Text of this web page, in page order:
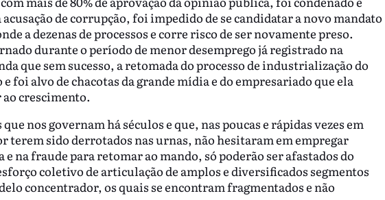
acusação de corrupção, foi impedido de se candidatar a novo mandato
a dezenas de processos e corre risco de ser novamente preso.
durante o período de menor desemprego já registrado na
que sem sucesso, a retomada do processo de industrialização do
foi alvo de chacotas da grande mídia e do empresariado que ela
crescimento.
nos governam há séculos e que, nas poucas e rápidas vezes em
terem sido derrotados nas urnas, não hesitaram em empregar
na fraude para retomar ao mando, só poderão ser afastados do
coletivo de articulação de amplos e diversificados segmentos
concentrador, os quais se encontram fragmentados e não